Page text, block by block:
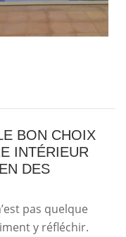
BON CHOIX
INTÉRIEUR
DES
pas quelque
y réfléchir.